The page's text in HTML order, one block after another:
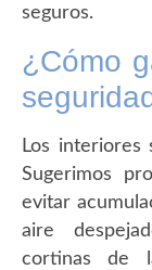
seguros.
¿Cómo
Los interiores
Sugerimos
evitar
aire
cortinas de